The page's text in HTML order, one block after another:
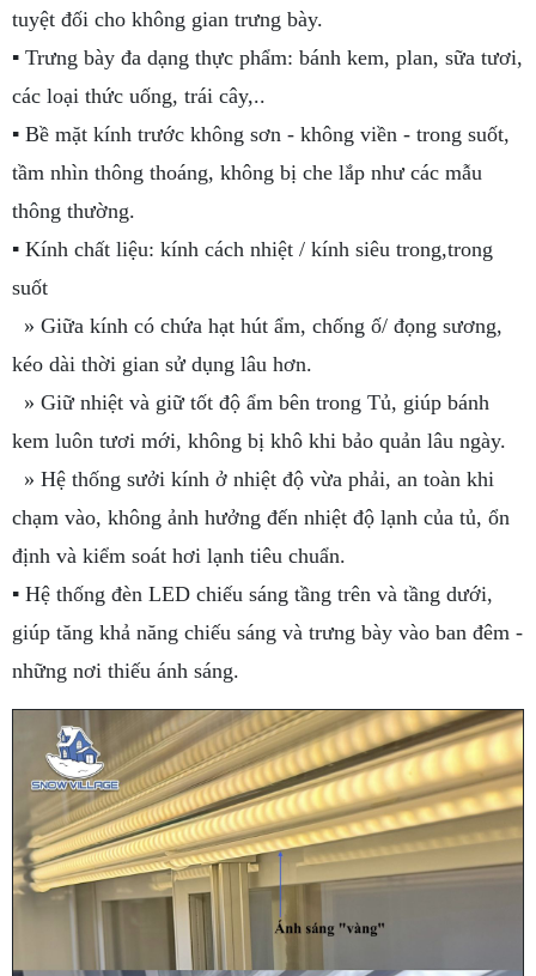
tuyệt đối cho không gian trưng bày.
▪ Trưng bày đa dạng thực phẩm: bánh kem, plan, sữa tươi,
các loại thức uống, trái cây,..
▪ Bề mặt kính trước không sơn - không viền - trong suốt,
tầm nhìn thông thoáng, không bị che lắp như các mẫu
thông thường.
▪ Kính chất liệu: kính cách nhiệt / kính siêu trong,trong
suốt
» Giữa kính có chứa hạt hút ẩm, chống ố/ đọng sương,
kéo dài thời gian sử dụng lâu hơn.
» Giữ nhiệt và giữ tốt độ ẩm bên trong Tủ, giúp bánh
kem luôn tươi mới, không bị khô khi bảo quản lâu ngày.
» Hệ thống sưởi kính ở nhiệt độ vừa phải, an toàn khi
chạm vào, không ảnh hưởng đến nhiệt độ lạnh của tủ, ổn
định và kiểm soát hơi lạnh tiêu chuẩn.
▪ Hệ thống đèn LED chiếu sáng tầng trên và tầng dưới,
giúp tăng khả năng chiếu sáng và trưng bày vào ban đêm -
những nơi thiếu ánh sáng.